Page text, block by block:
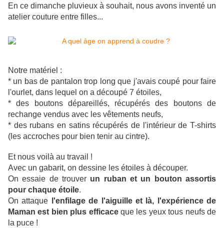
En ce dimanche pluvieux à souhait, nous avons inventé un
atelier couture entre filles...
Notre matériel :
* un bas de pantalon trop long que j'avais coupé pour faire
l'ourlet, dans lequel on a découpé 7 étoiles,
* des boutons dépareillés, récupérés des boutons de
rechange vendus avec les vêtements neufs,
* des rubans en satins récupérés de l'intérieur de T-shirts
(les accroches pour bien tenir au cintre).
Et nous voilà au travail !
Avec un gabarit, on dessine les étoiles à découper.
On essaie de trouver un ruban et un bouton assortis
pour chaque étoile.
On attaque
l'enfilage de l'aiguille et là, l'expérience de
Maman est bien plus efficaceque les yeux tous neufs de
la puce !